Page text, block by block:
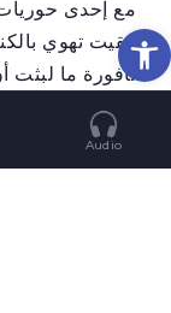
مع إحدى
بقيت تهوي
نافورة ما لبثت
زوجتي علي
من جسدي
الاثناء خرجتُ
Audio